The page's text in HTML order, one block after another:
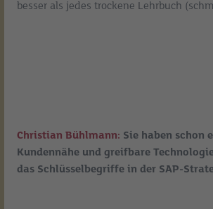
besser als jedes trockene Lehrbuch
Christian Bühlmann: Sie haben schon
Kundennähe und greifbare
das Schlüsselbegriffe in der SAP-